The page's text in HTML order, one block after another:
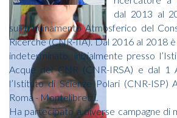
dal 2013 al
sull’Inquinamento Atmosferico del
Ricerche (CNR-IIA). Dal 2016 al 2018
indeterminato, inizialmente presso
Acque del CNR (CNR-IRSA) e dal 1
l’Istituto di Scienze Polari (CNR-ISP)
Roma - Montelibretti.
Ha partecipato a diverse campagne di